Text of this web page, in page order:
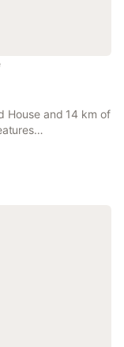
House and 14 km of
pool and
who drive.